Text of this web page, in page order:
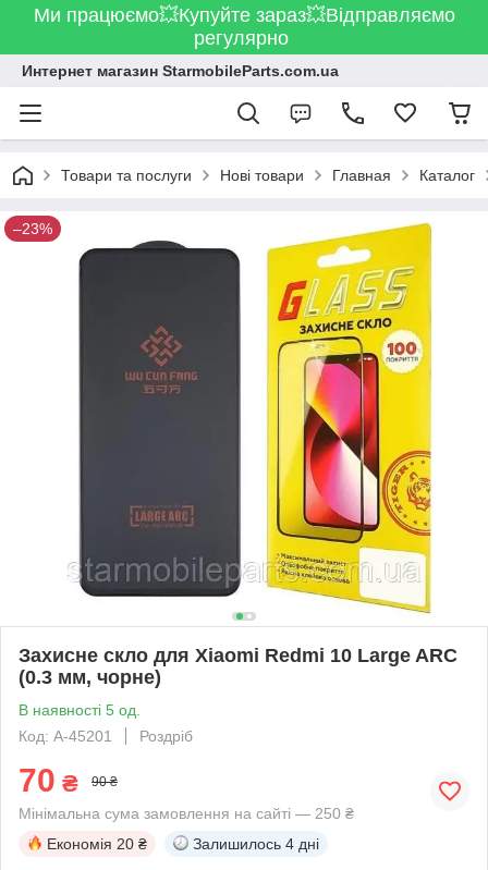
Ми працюємо💥Купуйте зараз💥Відправляємо
регулярно
Интернет магазин StarmobileParts.com.ua
Товари та послуги Нові товари Главная Каталог
–23%
Захисне скло для Xiaomi Redmi 10 Large ARC
(0.3 мм, чорне)
В наявності 5 од.
Код: A-45201
Роздріб
70 ₴ 90 ₴
Мінімальна сума замовлення на сайті — 250 ₴
Економія 20 ₴ Залишилось 4 дні